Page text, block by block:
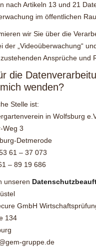
nach Artikeln 13 und 21
im öffentlichen
wir Sie über die
der „Videoüberwachung“
Ansprüche und
die
wenden?
Stelle ist:
in Wolfsburg
Weg 3
Detmerode
61 – 37 073
– 89 19 686
unseren
GmbH
134
gruppe.de